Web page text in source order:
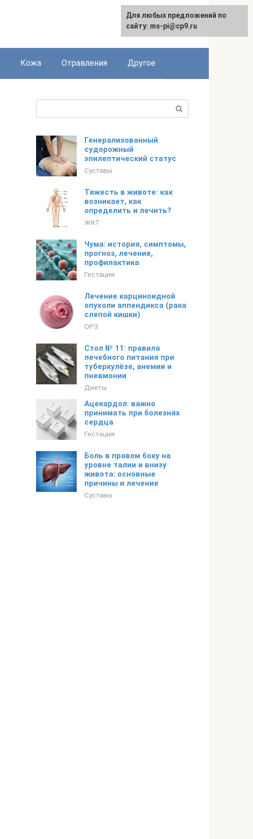
Кожа Отравления Другое
Генерализованный
судорожный
эпилептический статус
Суставы
Тяжесть в животе: как
возникает, как
определить и лечить?
ЖКТ
Чума: история, симптомы,
прогноз, лечение,
профилактика
Гестация
Лечение карциноидной
опухоли аппендикса (рака
слепой кишки)
ОРЗ
Стол № 11: правила
лечебного питания при
туберкулёзе, анемии и
пневмонии
Диеты
Ацекардол: важно
принимать при болезнях
сердца
Гестация
Боль в правом боку на
уровне талии и внизу
живота: основные
причины и лечение
Суставы
Для любых предложений по
сайту: ms-pi@cp9.ru